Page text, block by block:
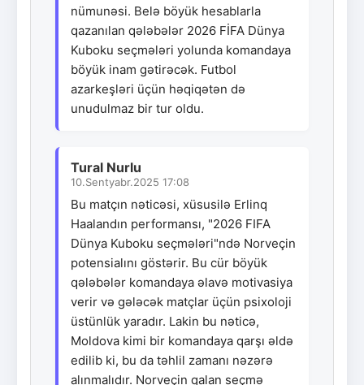
nümunəsi. Belə böyük hesablarla
qazanılan qələbələr 2026 FİFA Dünya
Kuboku seçmələri yolunda komandaya
böyük inam gətirəcək. Futbol
azarkeşləri üçün həqiqətən də
unudulmaz bir tur oldu.
Tural Nurlu
10.Sentyabr.2025 17:08
Bu matçın nəticəsi, xüsusilə Erlinq
Haalandın performansı, "2026 FIFA
Dünya Kuboku seçmələri"ndə Norveçin
potensialını göstərir. Bu cür böyük
qələbələr komandaya əlavə motivasiya
verir və gələcək matçlar üçün psixoloji
üstünlük yaradır. Lakin bu nəticə,
Moldova kimi bir komandaya qarşı əldə
edilib ki, bu da təhlil zamanı nəzərə
alınmalıdır. Norveçin qalan seçmə